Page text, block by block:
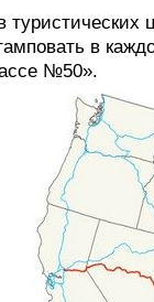
туристических
в
№50».